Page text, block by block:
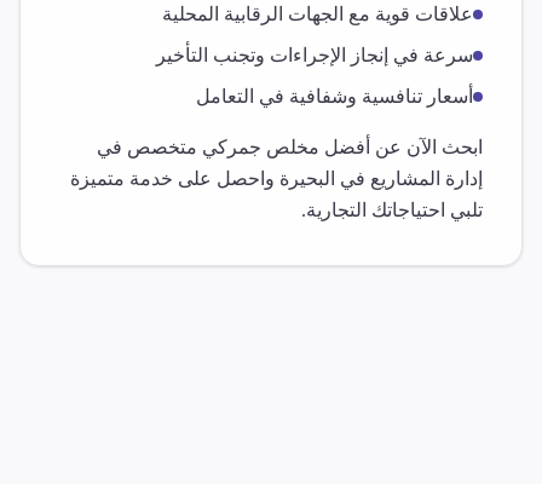
علاقات قوية مع الجهات الرقابية المحلية
سرعة في إنجاز الإجراءات وتجنب التأخير
أسعار تنافسية وشفافية في التعامل
ابحث الآن عن أفضل مخلص جمركي متخصص في
إدارة المشاريع في البحيرة واحصل على خدمة متميزة
تلبي احتياجاتك التجارية.